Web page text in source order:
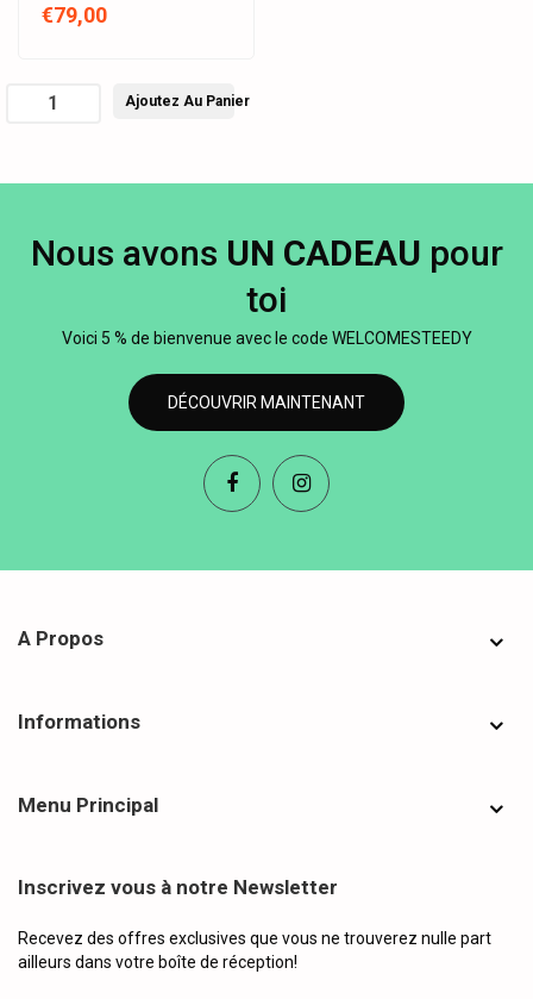
€79,00
Ajoutez Au Panier
Nous avons UN CADEAU pour
toi
Voici 5 % de bienvenue avec le code WELCOMESTEEDY
DÉCOUVRIR MAINTENANT
A Propos
Informations
Menu Principal
Inscrivez vous à notre Newsletter
Recevez des offres exclusives que vous ne trouverez nulle part
ailleurs dans votre boîte de réception!